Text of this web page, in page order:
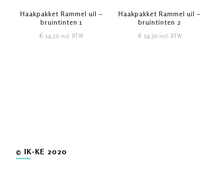
Haakpakket Rammel uil –
bruintinten 1
€ 14,50 incl. BTW
Haakpakket Rammel uil –
bruintinten 2
€ 14,50 incl. BTW
© IK-KE 2020